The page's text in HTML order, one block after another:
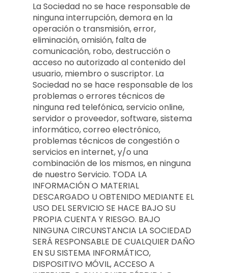
La Sociedad no se hace responsable de
ninguna interrupción, demora en la
operación o transmisión, error,
eliminación, omisión, falta de
comunicación, robo, destrucción o
acceso no autorizado al contenido del
usuario, miembro o suscriptor. La
Sociedad no se hace responsable de los
problemas o errores técnicos de
ninguna red telefónica, servicio online,
servidor o proveedor, software, sistema
informático, correo electrónico,
problemas técnicos de congestión o
servicios en internet, y/o una
combinación de los mismos, en ninguna
de nuestro Servicio. TODA LA
INFORMACIÓN O MATERIAL
DESCARGADO U OBTENIDO MEDIANTE EL
USO DEL SERVICIO SE HACE BAJO SU
PROPIA CUENTA Y RIESGO. BAJO
NINGUNA CIRCUNSTANCIA LA SOCIEDAD
SERÁ RESPONSABLE DE CUALQUIER DAÑO
EN SU SISTEMA INFORMÁTICO,
DISPOSITIVO MÓVIL, ACCESO A